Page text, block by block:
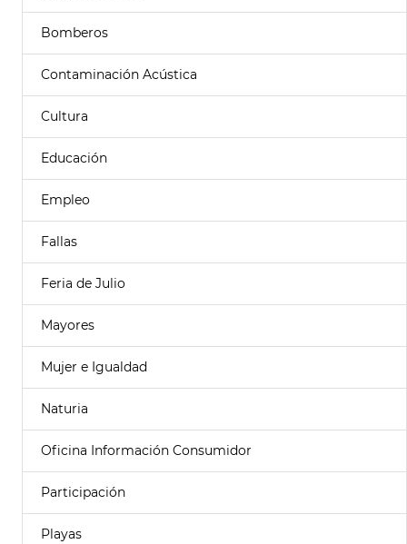
Bomberos
Contaminación Acústica
Cultura
Educación
Empleo
Fallas
Feria de Julio
Mayores
Mujer e Igualdad
Naturia
Oficina Información Consumidor
Participación
Playas